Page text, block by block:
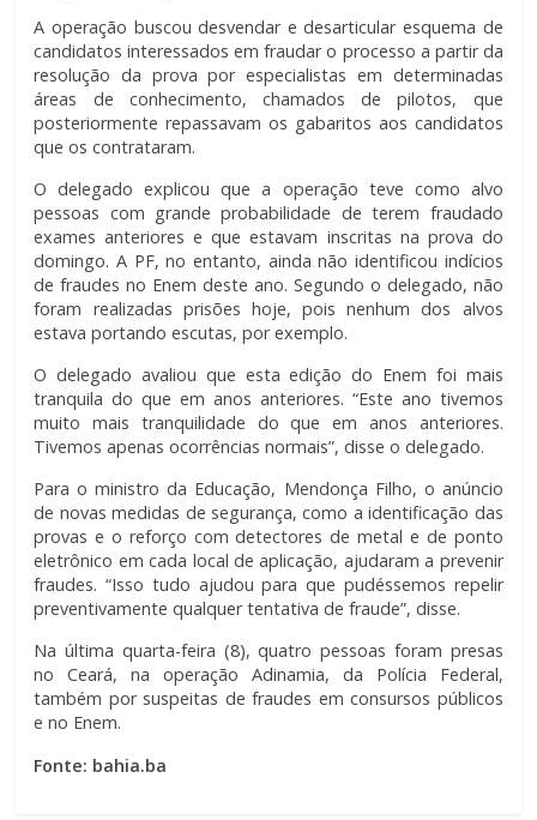
A operação buscou desvendar e desarticular esquema de
candidatos interessados em fraudar o processo a partir da
resolução da prova por especialistas em determinadas
áreas de conhecimento, chamados de pilotos, que
posteriormente repassavam os gabaritos aos candidatos
que os contrataram.
O delegado explicou que a operação teve como alvo
pessoas com grande probabilidade de terem fraudado
exames anteriores e que estavam inscritas na prova do
domingo. A PF, no entanto, ainda não identificou indícios
de fraudes no Enem deste ano. Segundo o delegado, não
foram realizadas prisões hoje, pois nenhum dos alvos
estava portando escutas, por exemplo.
O delegado avaliou que esta edição do Enem foi mais
tranquila do que em anos anteriores. “Este ano tivemos
muito mais tranquilidade do que em anos anteriores.
Tivemos apenas ocorrências normais”, disse o delegado.
Para o ministro da Educação, Mendonça Filho, o anúncio
de novas medidas de segurança, como a identificação das
provas e o reforço com detectores de metal e de ponto
eletrônico em cada local de aplicação, ajudaram a prevenir
fraudes. “Isso tudo ajudou para que pudéssemos repelir
preventivamente qualquer tentativa de fraude”, disse.
Na última quarta-feira (8), quatro pessoas foram presas
no Ceará, na operação Adinamia, da Polícia Federal,
também por suspeitas de fraudes em consursos públicos
e no Enem.
Fonte: bahia.ba